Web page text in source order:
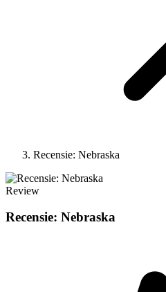
Recensie: Nebraska
Review
Recensie: Nebraska